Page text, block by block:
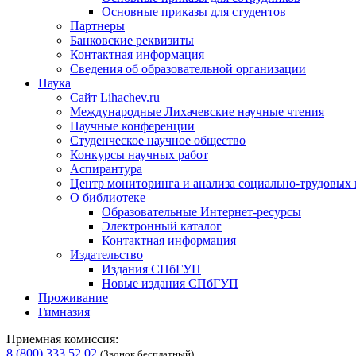
Основные приказы для студентов
Партнеры
Банковские реквизиты
Контактная информация
Сведения об образовательной организации
Наука
Сайт Lihachev.ru
Международные Лихачевские научные чтения
Научные конференции
Студенческое научное общество
Конкурсы научных работ
Аспирантура
Центр мониторинга и анализа социально-трудовых
О библиотеке
Образовательные Интернет-ресурсы
Электронный каталог
Контактная информация
Издательство
Издания СПбГУП
Новые издания СПбГУП
Проживание
Гимназия
Приемная комиссия:
8 (800) 333 52 02